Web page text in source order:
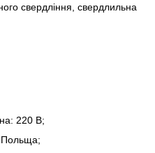
свердління, свердлильна
220 В;
Польща;